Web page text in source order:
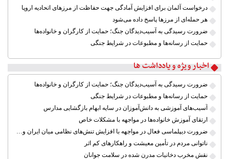
درخواست آلمان برای افزایش آمادگی جهت حفاظت از مرزهای اتحادیه اروپا
هر حمله‌ای از مرزها پاسخ داده می‌شود
ضرورت رسیدگی به آسیب‌دیدگان جنگ؛ حمایت از کارگران و خانواده‌ها
حمایت از رسانه‌ها و مطبوعات در شرایط جنگی
اخبار ویژه و یادداشت ها
ضرورت رسیدگی به آسیب‌دیدگان جنگ؛ حمایت از کارگران و خانواده‌ها
حمایت از رسانه‌ها و مطبوعات در شرایط جنگی
آسیب‌های آموزشی به دانش‌آموزان در سایه ابهام بازگشایی مدارس
ارتقای آموزش خانواده‌ها در مواجهه با مشکلات خاص
ناتوانی مردم در تأمین معیشت و راهکارهای کم اثر
نقش مخرب دخانیات مدرن شده در سلامت جوانان